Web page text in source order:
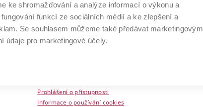
VYSOKÉ UČENÍ TECHNICKÉ V BRNĚ
Antonínská 548/1
602 00 Brno
www.vut.cz
Prohlášení o přístupnosti
Informace o používání cookies
ke shromažďování a analýze informací o výkonu a
funkcí ze sociálních médií a ke zlepšení a
Se souhlasem můžeme také předávat marketingovým
údaje pro marketingové účely.